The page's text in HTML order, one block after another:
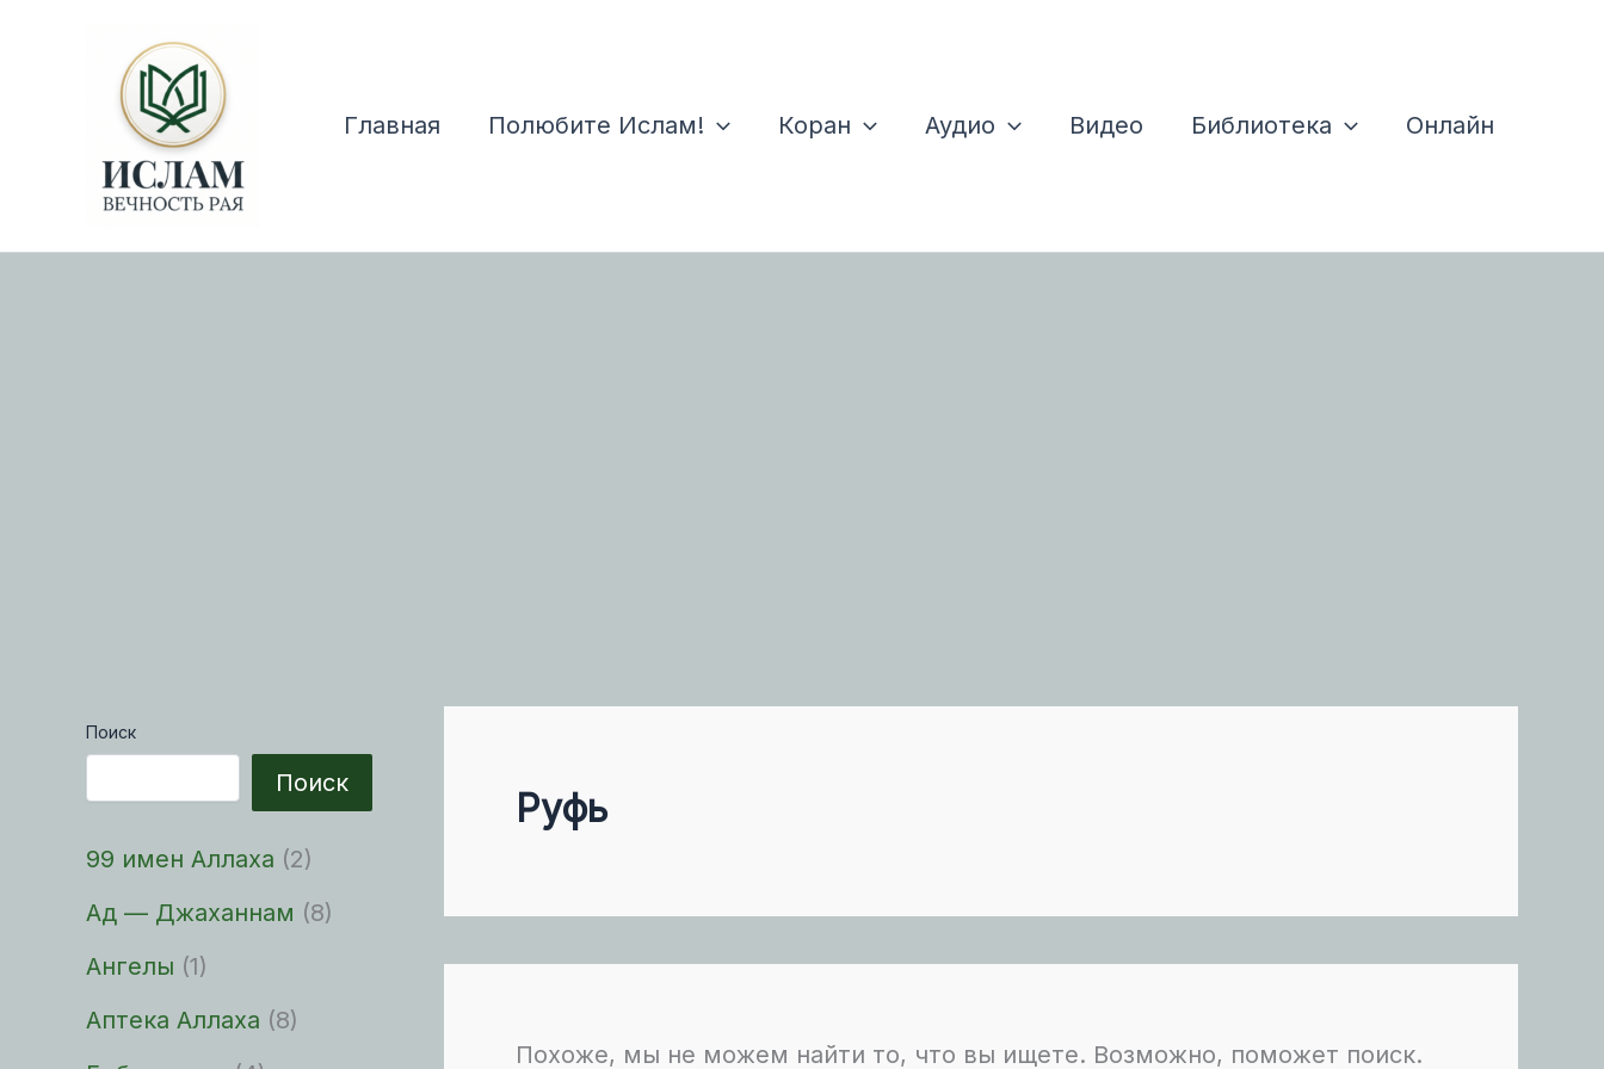
содержимому
Главная
Полюбите Ислам! Коран Аудио Видео Библиотека Онлайн
Поиск
Поиск
99 имен Аллаха (2)
Ад — Джаханнам (8)
Ангелы (1)
Аптека Аллаха (8)
Руфь
Похоже, мы не можем найти то, что вы ищете. Возможно, поможет поиск.